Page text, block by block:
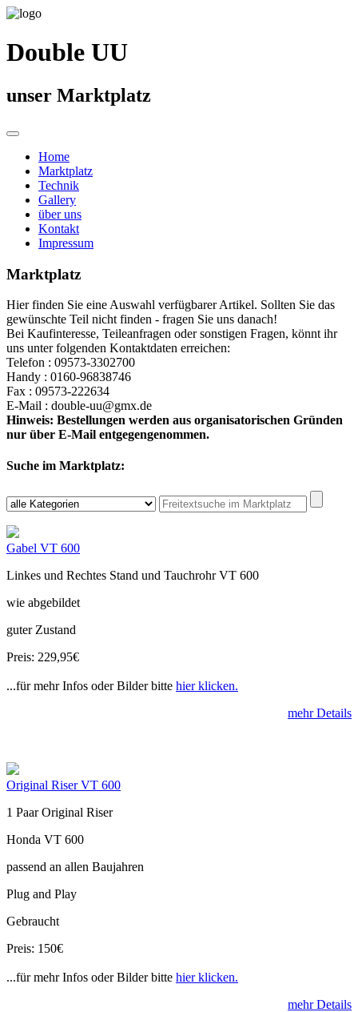
Double UU
unser Marktplatz
Home
Marktplatz
Technik
Gallery
über uns
Kontakt
Impressum
Marktplatz
Hier finden Sie eine Auswahl verfügbarer Artikel. Sollten Sie das
gewünschte Teil nicht finden - fragen Sie uns danach!
Bei Kaufinteresse, Teileanfragen oder sonstigen Fragen, könnt ihr
uns unter folgenden Kontaktdaten erreichen:
Telefon : 09573-3302700
Handy : 0160-96838746
Fax : 09573-222634
E-Mail : double-uu@gmx.de
Hinweis: Bestellungen werden aus organisatorischen Gründen
nur über E-Mail entgegengenommen.
Suche im Marktplatz:
Gabel VT 600
Linkes und Rechtes Stand und Tauchrohr VT 600
wie abgebildet
guter Zustand
Preis: 229,95€
...für mehr Infos oder Bilder bitte hier klicken.
mehr Details
Original Riser VT 600
1 Paar Original Riser
Honda VT 600
passend an allen Baujahren
Plug and Play
Gebraucht
Preis: 150€
...für mehr Infos oder Bilder bitte hier klicken.
mehr Details